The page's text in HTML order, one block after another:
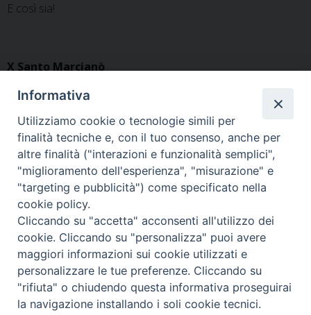
E così sia!
X Santo Marcianò
Il precetto interforze nella
terra di Papa Giovanni
Orari delle celebrazioni del
Triduo Pasquale nella Chiesa
Ordinariato Militare per l'Italia
Salita del Grillo, 37 - 00184 Roma
tel. 06.6795100
Informativa
Utilizziamo cookie o tecnologie simili per
finalità tecniche e, con il tuo consenso, anche per
altre finalità ("interazioni e funzionalità semplici",
"miglioramento dell'esperienza", "misurazione" e
"targeting e pubblicità") come specificato nella
cookie policy.
Cliccando su "accetta" acconsenti all'utilizzo dei
cookie. Cliccando su "personalizza" puoi avere
maggiori informazioni sui cookie utilizzati e
personalizzare le tue preferenze. Cliccando su
"rifiuta" o chiudendo questa informativa proseguirai
la navigazione installando i soli cookie tecnici.